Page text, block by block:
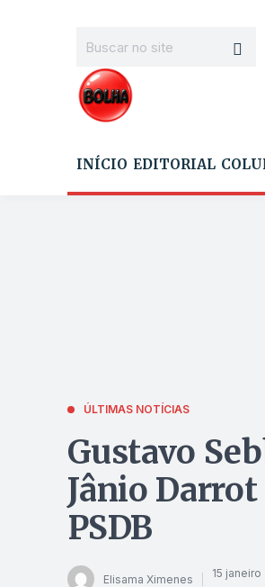
INÍCIO EDITORIAL
ÚLTIMAS NOTÍCIAS
Gustavo
Jânio
PSDB
Elisama Ximenes 15